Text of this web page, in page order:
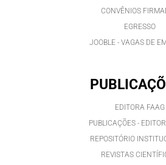
CONVÊNIOS
EGRESSO
JOOBLE - VAGAS DE
EDITORA FAAG
PUBLICAÇÕES -
REPOSITÓRIO
REVISTAS